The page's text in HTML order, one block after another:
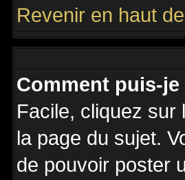
Revenir en haut
Comment puis-
Facile, cliquez sur
la page du sujet.
de pouvoir poster